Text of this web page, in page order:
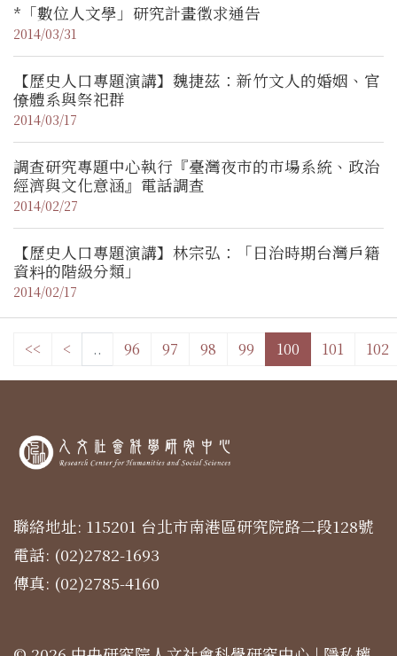
*「數位人文學」研究計畫徵求通告
2014/03/31
【歷史人口專題演講】魏捷茲：新竹文人的婚姻、官
僚體系與祭祀群
2014/03/17
調查研究專題中心執行『臺灣夜市的市場系統、政治
經濟與文化意涵』電話調查
2014/02/27
【歷史人口專題演講】林宗弘：「日治時期台灣戶籍
資料的階級分類」
2014/02/17
<< < .. 96 97 98 99 100 101 102
聯絡地址: 115201 台北市南港區研究院路二段128號
電話: (02)2782-1693
傳真: (02)2785-4160